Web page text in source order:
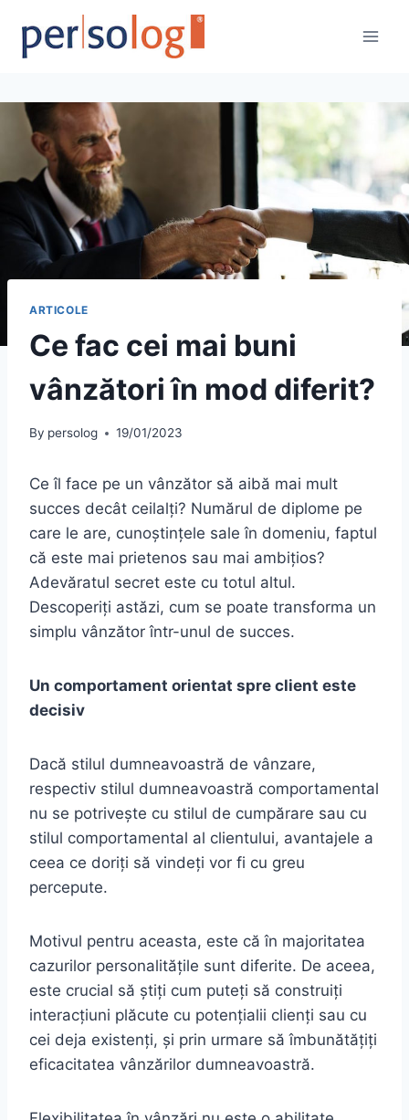
content
ARTICOLE
Ce fac cei mai buni
vânzători în mod diferit?
By persolog 19/01/2023
Ce îl face pe un vânzător să aibă mai mult
succes decât ceilalți? Numărul de diplome pe
care le are, cunoștințele sale în domeniu, faptul
că este mai prietenos sau mai ambițios?
Adevăratul secret este cu totul altul.
Descoperiți astăzi, cum se poate transforma un
simplu vânzător într-unul de succes.
Un comportament orientat spre client este
decisiv
Dacă stilul dumneavoastră de vânzare,
respectiv stilul dumneavoastră comportamental
nu se potrivește cu stilul de cumpărare sau cu
stilul comportamental al clientului, avantajele a
ceea ce doriți să vindeți vor fi cu greu
percepute.
Motivul pentru aceasta, este că în majoritatea
cazurilor personalitățile sunt diferite. De aceea,
este crucial să știți cum puteți să construiți
interacțiuni plăcute cu potențialii clienți sau cu
cei deja existenți, și prin urmare să îmbunătățiți
eficacitatea vânzărilor dumneavoastră.